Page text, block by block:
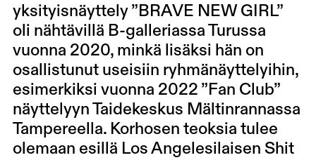
yksityisnäyttely ”BRAVE NEW GIRL”
oli nähtävillä B-galleriassa Turussa
vuonna 2020, minkä lisäksi hän on
osallistunut useisiin ryhmänäyttelyihin,
esimerkiksi vuonna 2022 ”Fan Club”
näyttelyyn Taidekeskus Mältinrannassa
Tampereella. Korhosen teoksia tulee
olemaan esillä Los Angelesilaisen Shit